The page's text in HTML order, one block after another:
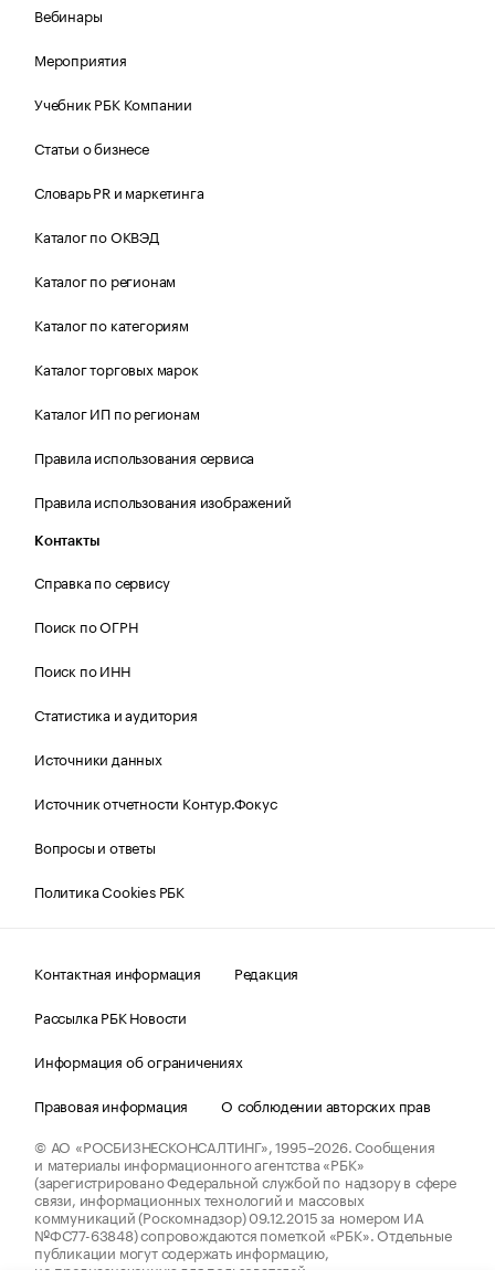
Вебинары
Мероприятия
Учебник РБК Компании
Статьи о бизнесе
Словарь PR и маркетинга
Каталог по ОКВЭД
Каталог по регионам
Каталог по категориям
Каталог торговых марок
Каталог ИП по регионам
Правила использования сервиса
Правила использования изображений
Контакты
Справка по сервису
Поиск по ОГРН
Поиск по ИНН
Статистика и аудитория
Источники данных
Источник отчетности Контур.Фокус
Вопросы и ответы
Политика Cookies РБК
Контактная информация
Редакция
Рассылка РБК Новости
Информация об ограничениях
Правовая информация
О соблюдении авторских прав
© АО «РОСБИЗНЕСКОНСАЛТИНГ»,1995–2026.Сообщения
и материалы информационного агентства «РБК»
(зарегистрировано Федеральной службой по надзору в сфере
связи, информационных технологий и массовых
коммуникаций (Роскомнадзор) 09.12.2015 за номером ИА
№ФС77-63848) сопровождаются пометкой «РБК». Отдельные
публикации могут содержать информацию,
не предназначенную для пользователей